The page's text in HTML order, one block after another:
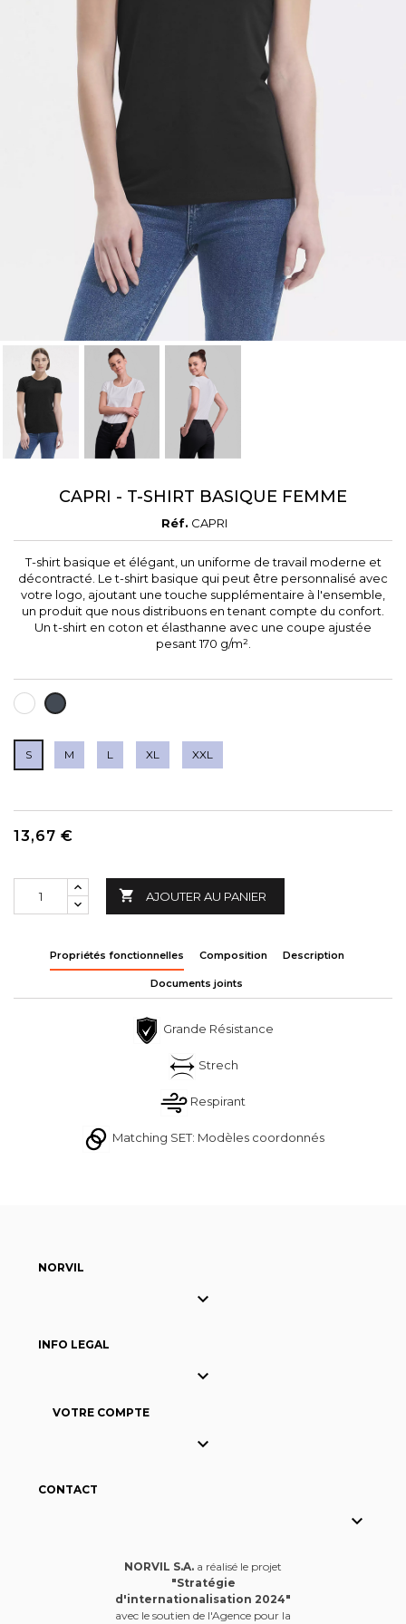
CAPRI - T-SHIRT BASIQUE FEMME
Réf. CAPRI
T-shirt basique et élégant, un uniforme de travail moderne et
décontracté. Le t-shirt basique qui peut être personnalisé avec
votre logo, ajoutant une touche supplémentaire à l'ensemble,
un produit que nous distribuons en tenant compte du confort.
Un t-shirt en coton et élasthanne avec une coupe ajustée
pesant 170 g/m².
BLANCNOIR
S M L XL XXL
13,67 €
 AJOUTER AU PANIER
Propriétés fonctionnelles Composition Description
Documents joints
Grande Résistance
Strech
Respirant
Matching SET: Modèles coordonnés
NORVIL

INFO LEGAL

VOTRE COMPTE

CONTACT

Annuler Créer une liste d'envies
Connexion
NORVIL S.A. a réalisé le projet
"Stratégie
d'internationalisation 2024"
avec le soutien de l'Agence pour la